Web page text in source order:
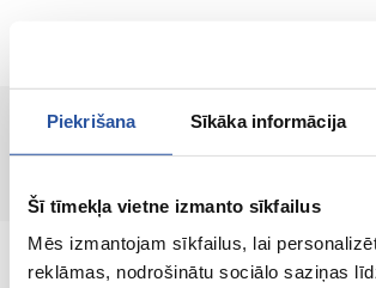
Piekrišana Sīkāka informācija
Šī tīmekļa vietne izmanto sīkfailus
Mēs izmantojam sīkfailus, lai
reklāmas, nodrošinātu sociālo saziņas
Puslapis